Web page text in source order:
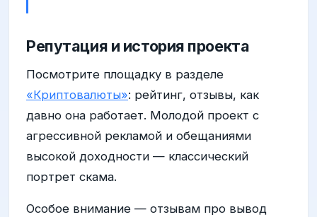
Репутация и история проекта
Посмотрите площадку в разделе
«Криптовалюты»: рейтинг, отзывы, как
давно она работает. Молодой проект с
агрессивной рекламой и обещаниями
высокой доходности — классический
портрет скама.
Особое внимание — отзывам про вывод